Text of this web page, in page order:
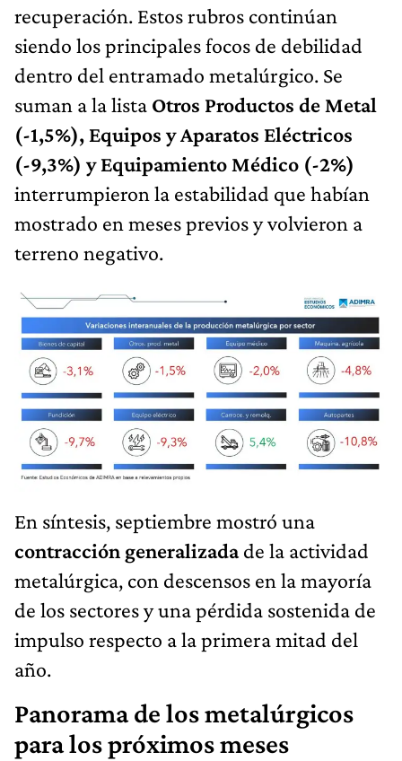
recuperación. Estos rubros continúan
siendo los principales focos de debilidad
dentro del entramado metalúrgico. Se
suman a la lista Otros Productos de Metal
(-1,5%), Equipos y Aparatos Eléctricos
(-9,3%) y Equipamiento Médico (-2%)
interrumpieron la estabilidad que habían
mostrado en meses previos y volvieron a
terreno negativo.
En síntesis, septiembre mostró una
contracción generalizadade la actividad
metalúrgica, con descensos en la mayoría
de los sectores y una pérdida sostenida de
impulso respecto a la primera mitad del
año.
Panorama de los metalúrgicos
para los próximos meses